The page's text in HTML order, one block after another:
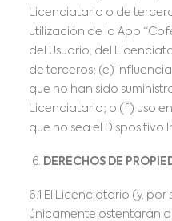
Licenciatario o de
utilización de la App
del Usuario, del
de terceros; (e)
que no han sido
Licenciatario; o (f) uso
que no sea el
DERECHOS DE
6.1 El Licenciatario (y, por
únicamente ostentarán